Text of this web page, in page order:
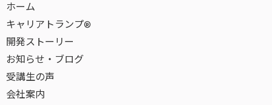
ホーム
キャリアトランプ®
開発ストーリー
お知らせ・ブログ
受講生の声
会社案内